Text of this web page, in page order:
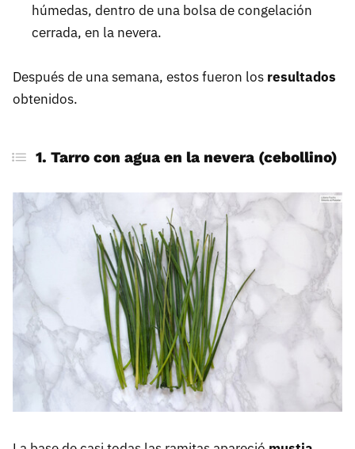
húmedas, dentro de una bolsa de congelación
cerrada, en la nevera.
Después de una semana, estos fueron los resultados
obtenidos.
1. Tarro con agua en la nevera (cebollino)